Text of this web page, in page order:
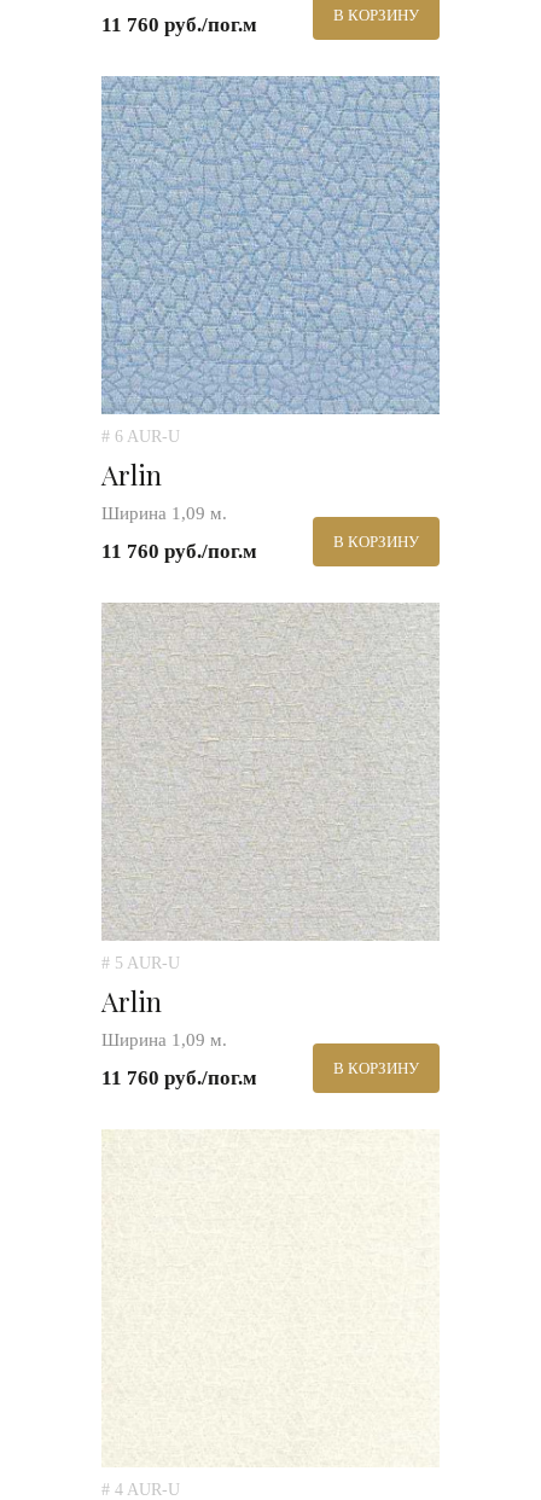
11 760 руб./пог.м В КОРЗИНУ
# 6 AUR-U
Arlin
Ширина 1,09 м.
11 760 руб./пог.м В КОРЗИНУ
# 5 AUR-U
Arlin
Ширина 1,09 м.
11 760 руб./пог.м В КОРЗИНУ
# 4 AUR-U